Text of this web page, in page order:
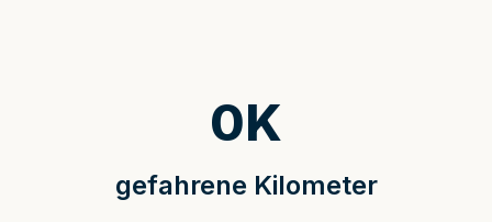
gefahrene Kilometer
0K